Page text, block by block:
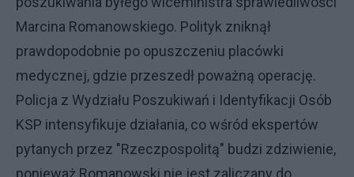
Marcina Romanowskiego. Polityk zniknął
prawdopodobnie po opuszczeniu placówki
medycznej, gdzie przeszedł poważną operację.
Policja z Wydziału Poszukiwań i Identyfikacji Osób
KSP intensyfikuje działania, co wśród ekspertów
pytanych przez "Rzeczpospolitą" budzi zdziwienie,
ponieważ Romanowski nie jest zaliczany do